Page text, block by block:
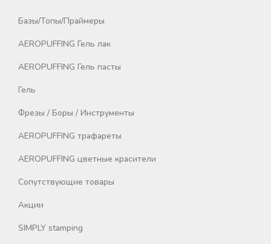
Базы/Топы/Праймеры
AEROPUFFING Гель лак
AEROPUFFING Гель пасты
Гель
Фрезы / Боры / Инструменты
AEROPUFFING трафареты
AEROPUFFING цветные красители
Сопутствующие товары
Акции
SIMPLY stamping